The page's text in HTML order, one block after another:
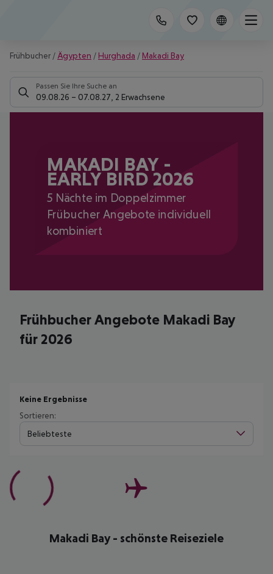
Frühbucher / Ägypten / Hurghada / Makadi Bay
Passen Sie Ihre Suche an
09.08.26 – 07.08.27 2 Erwachsene
MAKADI BAY -
EARLY BIRD 2026
5 Nächte im Doppelzimmer
Frübucher Angebote individuell
kombiniert
Frühbucher Angebote Makadi Bay
für 2026
Keine Ergebnisse
Sortieren:
Beliebteste
Makadi Bay - schönste Reiseziele